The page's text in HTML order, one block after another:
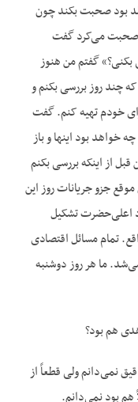
بود صحبت بکند چون
صحبت می‌کرد گفت
گفتم من هنوز
چند روز بررسی بکنم و
خودم تهیه کنم. گفت
خواهد بود اینها و باز
از اینکه بررسی بکنم
جزو جریانات روز این
اعلی‌حضرت تشکیل
تمام مسائل اقتصادی
ما هر روز دوشنبه
هم بود؟
نمی‌دانم ولی قطعاً از
هم بود نمی‌دانم.